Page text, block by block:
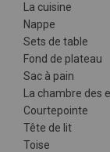
La cuisine
Nappe
Sets de table
Fond de plateau
Sac à pain
La chambre des
Courtepointe
Tête de lit
Toise